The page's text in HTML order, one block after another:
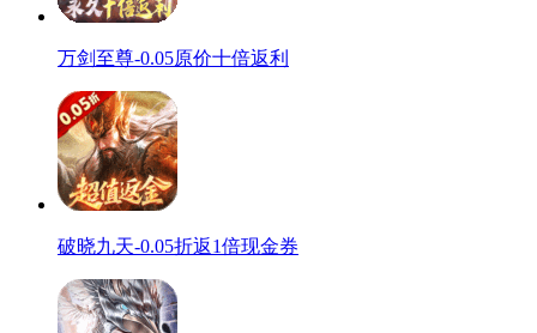
万剑至尊-0.05原价十倍返利
破晓九天-0.05折返1倍现金券